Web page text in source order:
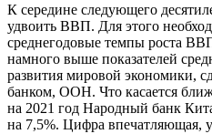
К середине следующего
удвоить ВВП. Для этого
среднегодовые темпы роста
намного выше показателей
развития мировой
банком, ООН. Что касается
на 2021 год Народный банк
на 7,5%. Цифра впечатляющая,